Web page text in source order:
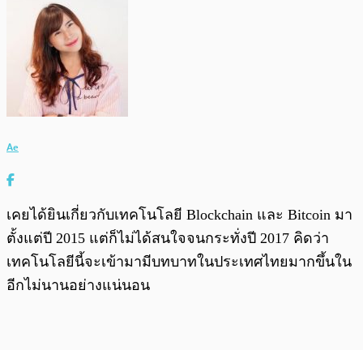
Ae
เคยได้ยินเกี่ยวกับเทคโนโลยี Blockchain และ Bitcoin มา
ตั้งแต่ปี 2015 แต่ก็ไม่ได้สนใจจนกระทั่งปี 2017 คิดว่า
เทคโนโลยีนี้จะเข้ามามีบทบาทในประเทศไทยมากขึ้นใน
อีกไม่นานอย่างแน่นอน